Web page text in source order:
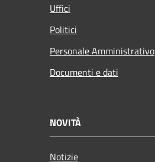
Uffici
Politici
Personale Amministrativo
Documenti e dati
NOVITÀ
Notizie